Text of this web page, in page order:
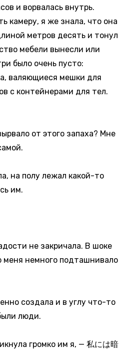
и ворвалась внутрь.
камеру, я же знала, что она
метров десять и тонул
мебели вынесли или
было очень пусто:
валяющиеся мешки для
с контейнерами для тел.
от этого запаха? Мне
на полу лежал какой-то
им.
не закричала. В шоке
меня немного подташнивало
создала и в углу что-то
люди.
громко им я, — 私には暗